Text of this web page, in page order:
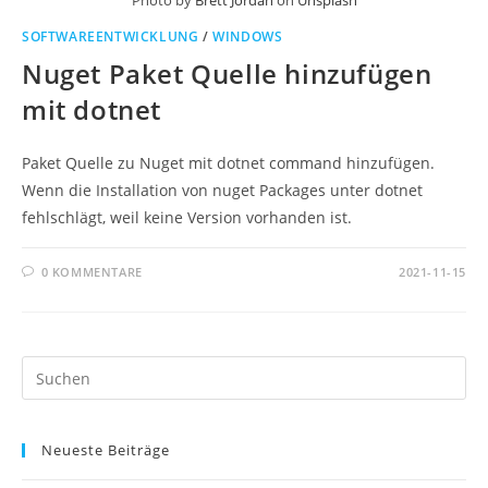
SOFTWAREENTWICKLUNG /WINDOWS
Nuget Paket Quelle hinzufügen
mit dotnet
Paket Quelle zu Nuget mit dotnet command hinzufügen.
Wenn die Installation von nuget Packages unter dotnet
fehlschlägt, weil keine Version vorhanden ist.
0 KOMMENTARE 2021-11-15
Neueste Beiträge